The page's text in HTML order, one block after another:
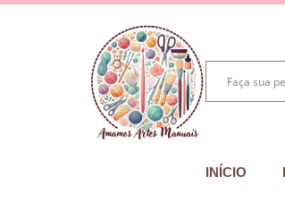
INÍCIO